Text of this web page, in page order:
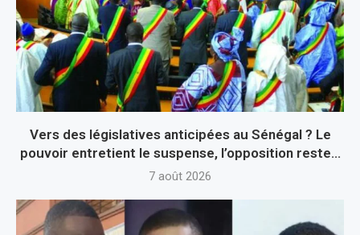
Vers des législatives anticipées au Sénégal ? Le
pouvoir entretient le suspense, l’opposition reste...
7 août 2026